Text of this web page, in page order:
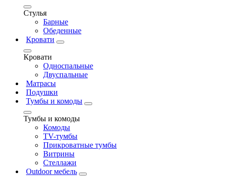
Стулья
Барные
Обеденные
Кровати
Кровати
Односпальные
Двуспальные
Матрасы
Подушки
Тумбы и комоды
Тумбы и комоды
Комоды
ТV-тумбы
Прикроватные тумбы
Витрины
Стеллажи
Outdoor мебель